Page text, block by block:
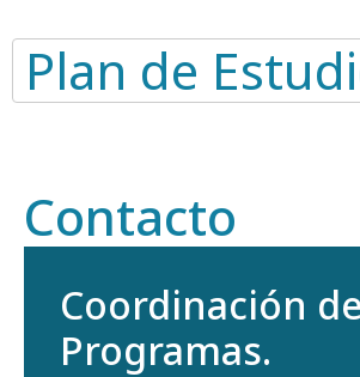
Plan de
Coordinación de
Programas.
Contacto